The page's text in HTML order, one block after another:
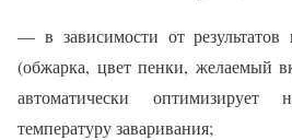
— в зависимости от результатов
(обжарка, цвет пенки, желаемый
автоматически
температуру заваривания;